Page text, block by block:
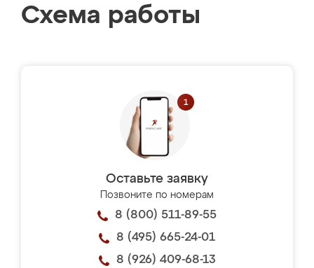
Схема работы
Оставьте заявку
Позвоните по номерам
8 (800) 511-89-55
8 (495) 665-24-01
8 (926) 409-68-13